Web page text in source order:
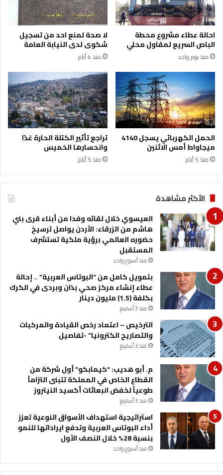
ا
ت
ا
ل
إ
ق
ل
م
ي
ة
ا
ل
م
ن
ا
ج
م
ا
ل
ت
ع
د
ي
ن
ت
ت
ض
م
ن
ح
و
ا
ف
م
ا
ي
ة
ل
ل
ع
ا
م
ل
ن
ب
ا
ل
ب
و
ا
احالة عطاء مشروع محطة
الباص السريع لمقاول محلي
منذ يوم واحد
لا صحة لمنع احد من تسجيل
شكوى لدى النيابة العامة
منذ 4 أيام
الحمل الكهربائي يسجل 4140
ميجاواط أمس الاثنين
منذ 5 أيام
تراجع تأثير الكتلة الحارة غدًا
وانحسارها الخميس
منذ 5 أيام
الأكثر مشاهدة
العيسوي خلال لقائه وفدا من أبناء قرى بني
هاشم من الزرقاء: الأردن يواصل ترسيخ
حضوره العالمي برؤية ملكية تستشرف
المستقبل
منذ أسبوع واحد
بتمويل كامل من “البوتاس العربية” .. إحالة
عطاء إنشاء مركز صحي بذان وبردى في الكرك
بكلفة (1.5) مليون دينار
منذ 3 أسابيع
الترخيص – اعتماد رخص القيادة والمركبات
والتصاريح الكترونيا” -تفاصيل
منذ 3 أسابيع
م. أبو هديب: “كيمابكو” أول شركة من
القطاع الخاص في المملكة تتبنى التزاماً
طوعياً لخفض انبعاثات أكسيد النيتروز
منذ 3 أسابيع
استراتيجية استهداف الأسواق النوعية تعزز
أداء البوتاس العربية وتدفع ايراداتها للنمو
بنسبة 28% خلال النصف الأول
منذ أسبوع واحد